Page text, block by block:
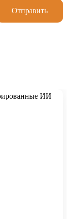
Отправить